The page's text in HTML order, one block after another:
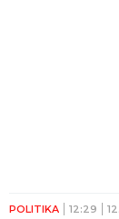
POLITIKA 12:29